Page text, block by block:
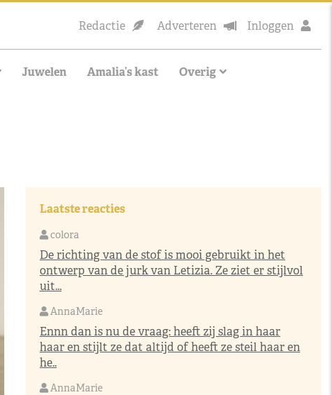
Redactie Adverteren Inloggen
Juwelen Amalia’s kast Overig
Laatste reacties
colora
De richting van de stof is mooi gebruikt in het
ontwerp van de jurk van Letizia. Ze ziet er stijlvol
uit...
AnnaMarie
Ennn dan is nu de vraag: heeft zij slag in haar
haar en stijlt ze dat altijd of heeft ze steil haar en
he..
AnnaMarie